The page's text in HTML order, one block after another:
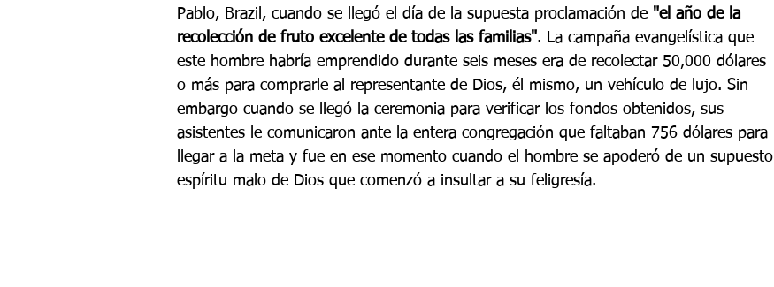
Pablo, Brazil, cuando se llegó el día de la supuesta proclamación de "el año de la
recolección de fruto excelente de todas las familias". La campaña evangelística que
este hombre habría emprendido durante seis meses era de recolectar 50,000 dólares
o más para comprarle al representante de Dios, él mismo, un vehículo de lujo. Sin
embargo cuando se llegó la ceremonia para verificar los fondos obtenidos, sus
asistentes le comunicaron ante la entera congregación que faltaban 756 dólares para
llegar a la meta y fue en ese momento cuando el hombre se apoderó de un supuesto
espíritu malo de Dios que comenzó a insultar a su feligresía.